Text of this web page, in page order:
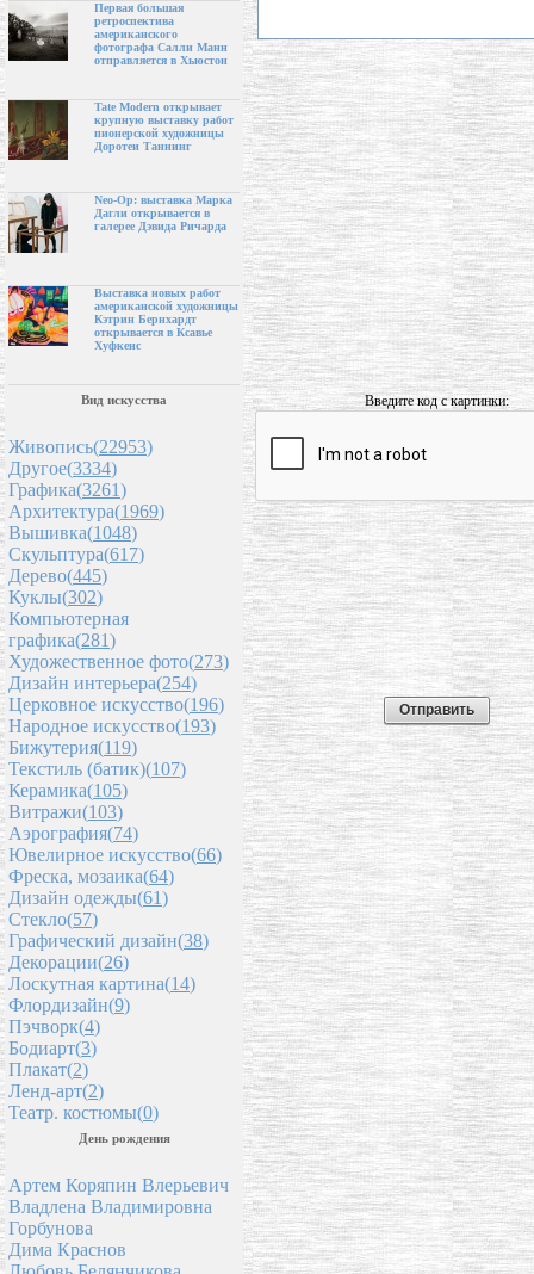
Первая большая
ретроспектива
американского
фотографа Салли Манн
отправляется в Хьюстон
Tate Modern открывает
крупную выставку работ
пионерской художницы
Доротеи Таннинг
Neo-Op: выставка Марка
Дагли открывается в
галерее Дэвида Ричарда
Выставка новых работ
американской художницы
Кэтрин Бернхардт
открывается в Ксавье
Хуфкенс
Вид искусства
Живопись(22953)
Другое(3334)
Графика(3261)
Архитектура(1969)
Вышивка(1048)
Скульптура(617)
Дерево(445)
Куклы(302)
Компьютерная
графика(281)
Художественное фото(273)
Дизайн интерьера(254)
Церковное искусство(196)
Народное искусство(193)
Бижутерия(119)
Текстиль (батик)(107)
Керамика(105)
Витражи(103)
Аэрография(74)
Ювелирное искусство(66)
Фреска, мозаика(64)
Дизайн одежды(61)
Стекло(57)
Графический дизайн(38)
Декорации(26)
Лоскутная картина(14)
Флордизайн(9)
Пэчворк(4)
Бодиарт(3)
Плакат(2)
Ленд-арт(2)
Театр. костюмы(0)
День рождения
Артем Коряпин Влерьевич
Владлена Владимировна
Горбунова
Дима Краснов
Введите код с картинки: